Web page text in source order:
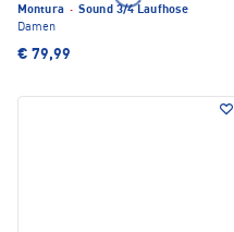
Montura · Sound 3/4 Laufhose
Damen
€ 79,99